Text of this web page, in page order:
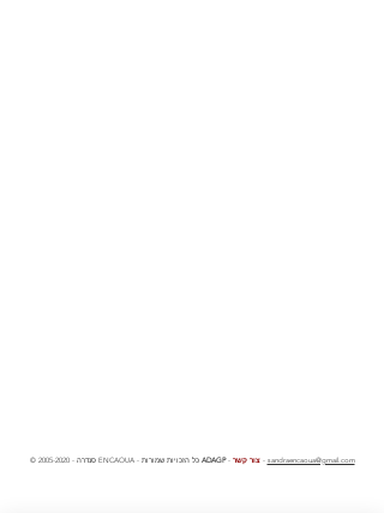
© 2005-2020 - סנדרה ENCAOUA - כל הזכויות שמורות ADAGP- צור קשר - sandraencaoua@gmail.com